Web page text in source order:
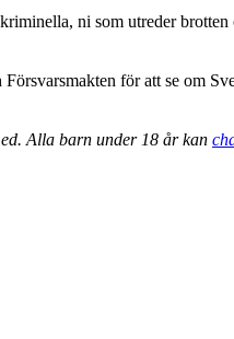
ni som utreder
för att se om
Alla barn under 18 år kan